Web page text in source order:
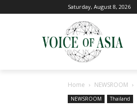
Saturday, August 8, 2026
Home NEWSROOM
NEWSROOM Thailand